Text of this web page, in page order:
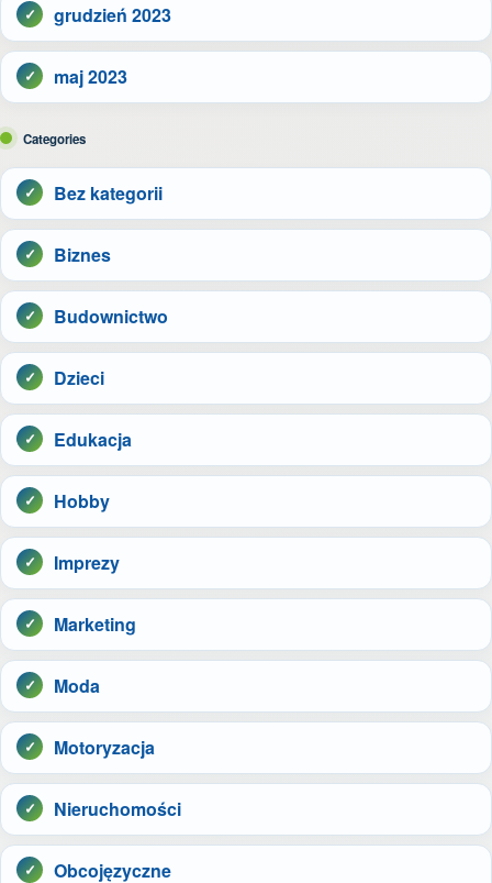
grudzień 2023
maj 2023
Categories
Bez kategorii
Biznes
Budownictwo
Dzieci
Edukacja
Hobby
Imprezy
Marketing
Moda
Motoryzacja
Nieruchomości
Obcojęzyczne